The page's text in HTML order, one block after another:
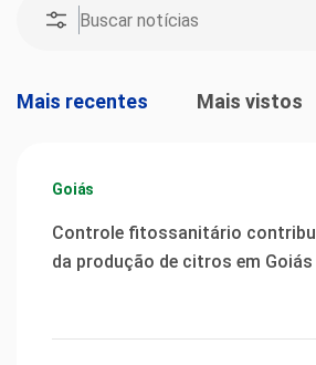
Mais recentes Mais vistos
Goiás
Controle fitossanitário
da produção de citros em Goiás